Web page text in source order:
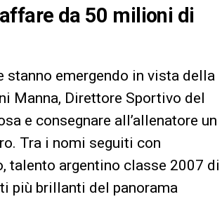
da 50 milioni di
stanno emergendo in vista della
Manna, Direttore Sportivo del
e consegnare all’allenatore un
Tra i nomi seguiti con
talento argentino classe 2007 di
più brillanti del panorama